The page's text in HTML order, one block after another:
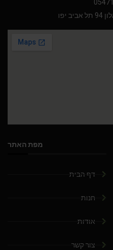
יפו
מפת האתר
דף הבית
חנות
אודות
צור קשר